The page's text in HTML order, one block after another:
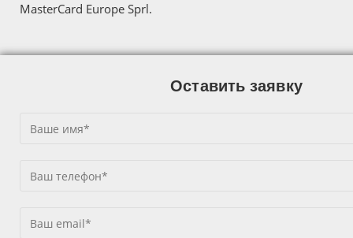
MasterCard Europe Sprl.
Оставить заявку